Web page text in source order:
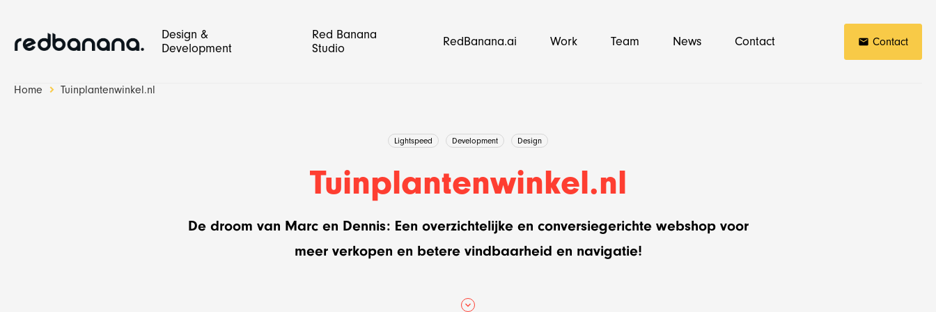
Design &
Development
Design & Development
Red Banana
Studio
Red Banana Studio
RedBanana.ai Work Team News Contact Contact
Home Tuinplantenwinkel.nl
Lightspeed Development Design
Tuinplantenwinkel.nl
De droom van Marc en Dennis: Een overzichtelijke en conversiegerichte webshop voor
meer verkopen en betere vindbaarheid en navigatie!